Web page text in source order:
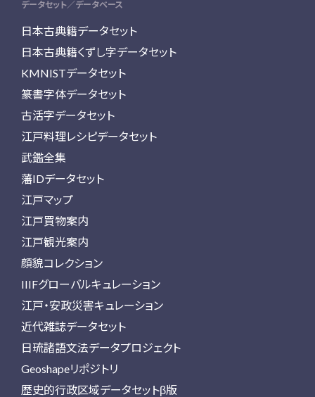
データセット／データベース
日本古典籍データセット
日本古典籍くずし字データセット
KMNISTデータセット
篆書字体データセット
古活字データセット
江戸料理レシピデータセット
武鑑全集
藩IDデータセット
江戸マップ
江戸買物案内
江戸観光案内
顔貌コレクション
IIIFグローバルキュレーション
江戸・安政災害キュレーション
近代雑誌データセット
日琉諸語文法データプロジェクト
Geoshapeリポジトリ
歴史的行政区域データセットβ版